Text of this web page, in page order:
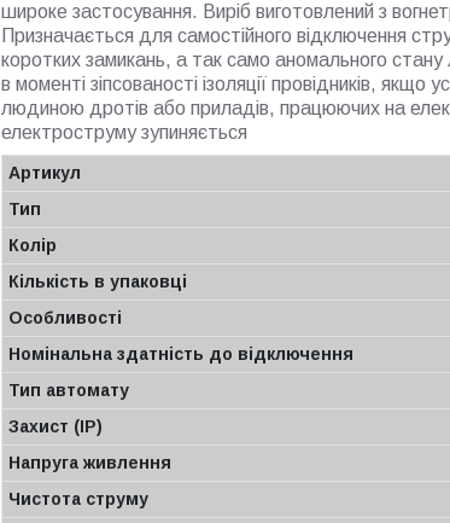
широке застосування. Виріб виготовлений з
Призначається для самостійного відключення
коротких замикань, а так само аномального
в моменті зіпсованості ізоляції провідників,
людиною дротів або приладів, працюючих на
електроструму зупиняється
Артикул
Тип
Колiр
Кількість в упаковці
Особливості
Номінальна здатність до відключення
Тип автомату
Захист (IP)
Напруга живлення
Чистота струму